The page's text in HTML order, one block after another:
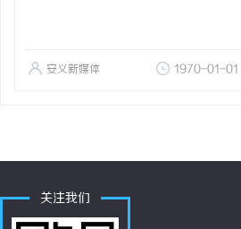
安义新媒体 1970-01-01
关注我们